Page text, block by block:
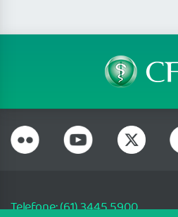
Telefone: (61) 3445 5900